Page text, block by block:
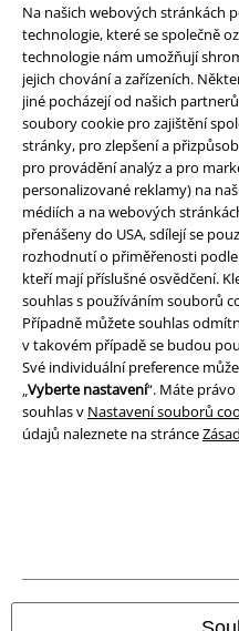
Na našich webových stránkách
technologie, které se společně
technologie nám umožňují
jejich chování a zařízeních.
jiné pocházejí od našich
soubory cookie pro zajištění
stránky, pro zlepšení a
pro provádění analýz a pro
personalizované reklamy) na
médiích a na webových
přenášeny do USA, sdílejí se
rozhodnutí o přiměřenosti
kteří mají příslušné osvědčení.
souhlas s používáním souborů
Případně můžete souhlas
v takovém případě se budou
Své individuální preference
„Vyberte nastavení“. Máte
souhlas v Nastavení souborů
údajů naleznete na stránce
Právní informace
Podmínky
Prohlášení
Ochrana osobních údajů
Likvidace odpadu a ochrana
Prohlášení o shodě
Informace o přístupnosti